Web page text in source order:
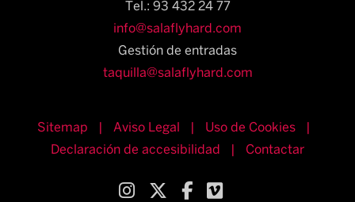
Tel.: 93 432 24 77
info@salaflyhard.com
Gestión de entradas
taquilla@salaflyhard.com
Sitemap Aviso Legal Uso de Cookies
Declaración de accesibilidad
Contactar
Link a instagram
Link a twitter
Link a facebook